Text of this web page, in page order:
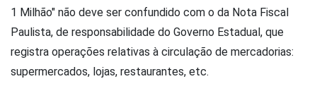
1 Milhão" não deve ser confundido com o da Nota Fiscal
Paulista, de responsabilidade do Governo Estadual, que
registra operações relativas à circulação de mercadorias:
supermercados, lojas, restaurantes, etc.